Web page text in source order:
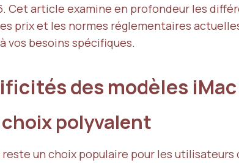
Cet article examine en profondeur les
prix et les normes réglementaires
vos besoins spécifiques.
des modèles
choix polyvalent
reste un choix populaire pour les